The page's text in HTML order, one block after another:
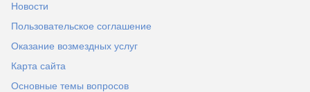
Новости
Пользовательское соглашение
Оказание возмездных услуг
Карта сайта
Основные темы вопросов